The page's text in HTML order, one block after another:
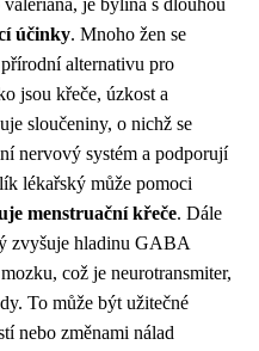
je bylina s dlouhou
účinky. Mnoho žen se
alternativu pro
jsou křeče, úzkost a
sloučeniny, o nichž se
nervový systém a podporují
lékařský může pomoci
menstruační křeče. Dále
zvyšuje hladinu GABA
což je neurotransmiter,
To může být užitečné
nebo změnami nálad